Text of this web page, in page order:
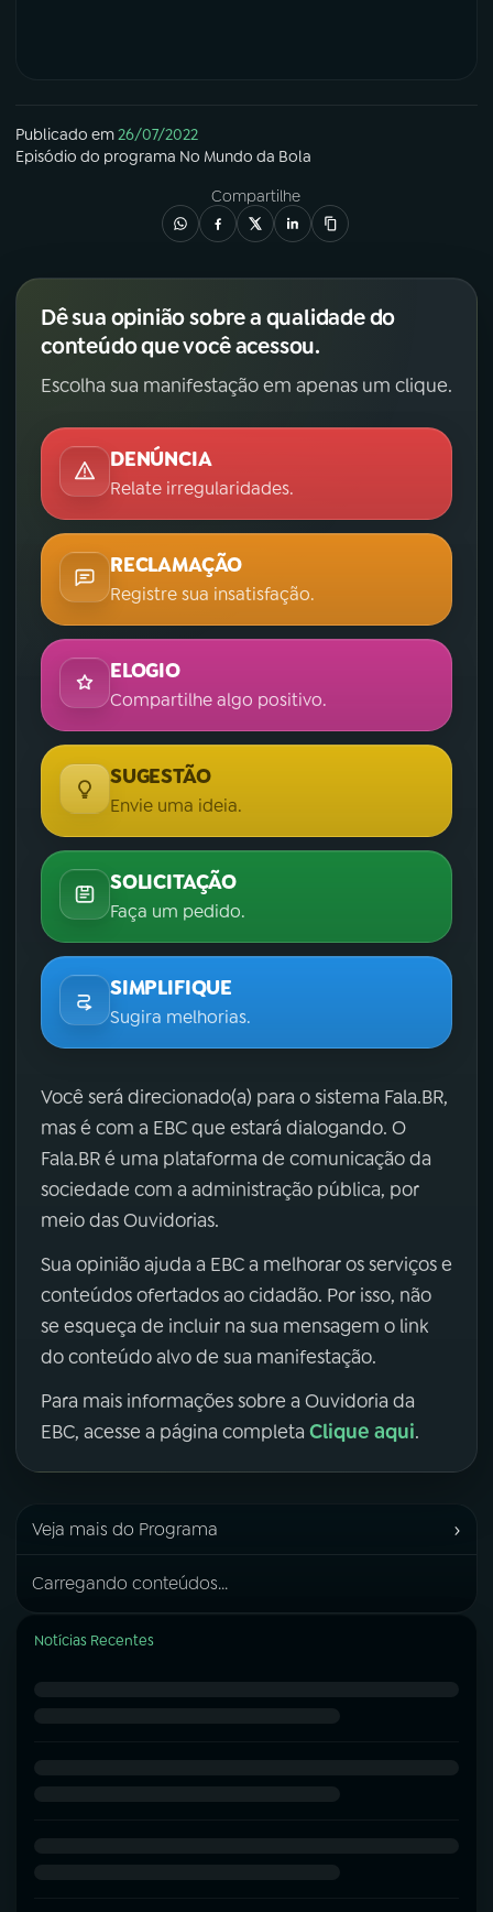
Publicado em26/07/2022
Episódio do programa No Mundo da Bola
Compartilhe
Dê sua opinião sobre a qualidade do
conteúdo que você acessou.
Escolha sua manifestação em apenas um clique.
DENÚNCIA
Relate irregularidades.
RECLAMAÇÃO
Registre sua insatisfação.
ELOGIO
Compartilhe algo positivo.
SUGESTÃO
Envie uma ideia.
SOLICITAÇÃO
Faça um pedido.
SIMPLIFIQUE
Sugira melhorias.
Você será direcionado(a) para o sistema Fala.BR,
mas é com a EBC que estará dialogando. O
Fala.BR é uma plataforma de comunicação da
sociedade com a administração pública, por
meio das Ouvidorias.
Sua opinião ajuda a EBC a melhorar os serviços e
conteúdos ofertados ao cidadão. Por isso, não
se esqueça de incluir na sua mensagem o link
do conteúdo alvo de sua manifestação.
Para mais informações sobre a Ouvidoria da
EBC, acesse a página completa Clique aqui.
Veja mais do Programa ›
Carregando conteúdos...
Notícias Recentes